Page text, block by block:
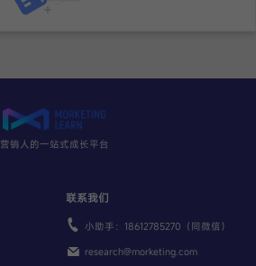
营销人的一站式成长平台
联系我们
小助手：18612785270（同微信）
research@morketing.com